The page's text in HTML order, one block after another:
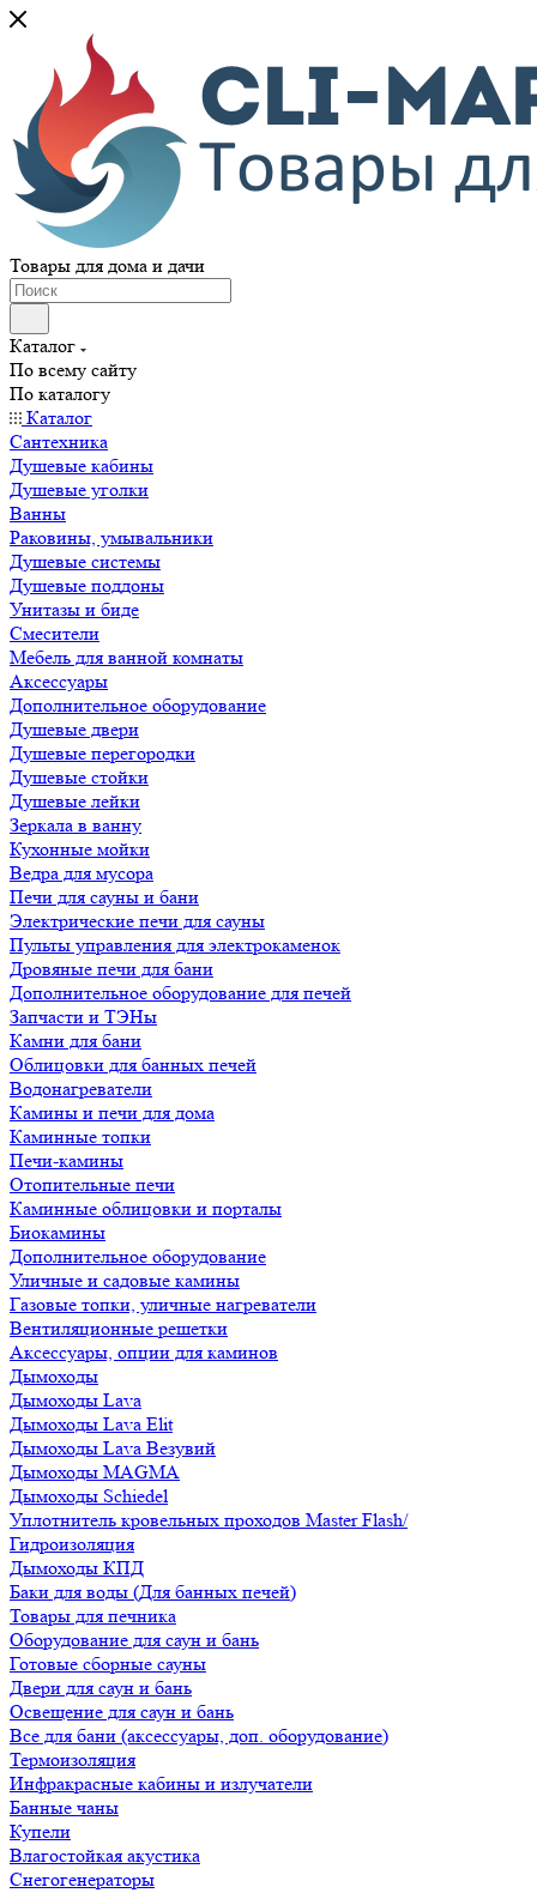
Товары для дома и дачи
Каталог
По всему сайту
По каталогу
Каталог
Сантехника
Душевые кабины
Душевые уголки
Ванны
Раковины, умывальники
Душевые системы
Душевые поддоны
Унитазы и биде
Смесители
Мебель для ванной комнаты
Аксессуары
Дополнительное оборудование
Душевые двери
Душевые перегородки
Душевые стойки
Душевые лейки
Зеркала в ванну
Кухонные мойки
Ведра для мусора
Печи для сауны и бани
Электрические печи для сауны
Пульты управления для электрокаменок
Дровяные печи для бани
Дополнительное оборудование для печей
Запчасти и ТЭНы
Камни для бани
Облицовки для банных печей
Водонагреватели
Камины и печи для дома
Каминные топки
Печи-камины
Отопительные печи
Каминные облицовки и порталы
Биокамины
Дополнительное оборудование
Уличные и садовые камины
Газовые топки, уличные нагреватели
Вентиляционные решетки
Аксессуары, опции для каминов
Дымоходы
Дымоходы Lava
Дымоходы Lava Elit
Дымоходы Lava Везувий
Дымоходы MAGMA
Дымоходы Schiedel
Уплотнитель кровельных проходов Master Flash/
Гидроизоляция
Дымоходы КПД
Баки для воды (Для банных печей)
Товары для печника
Оборудование для саун и бань
Готовые сборные сауны
Двери для саун и бань
Освещение для саун и бань
Все для бани (аксессуары, доп. оборудование)
Термоизоляция
Инфракрасные кабины и излучатели
Банные чаны
Купели
Влагостойкая акустика
Снегогенераторы